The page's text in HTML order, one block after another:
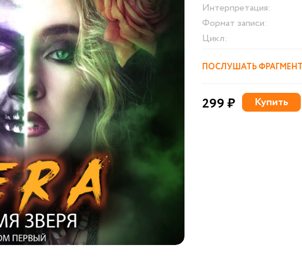
Интерпретация:
Формат записи:
Цикл:
ПОСЛУШАТЬ ФРАГМЕНТ
299 ₽ Купить